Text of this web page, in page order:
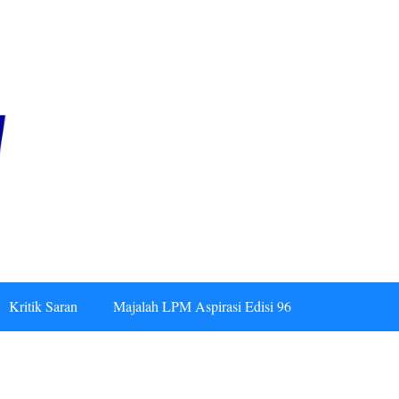
Kritik Saran Majalah LPM Aspirasi Edisi 96